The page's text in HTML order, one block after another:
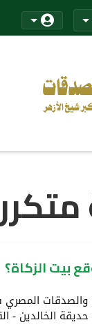
بيت الزكاة؟
والصدقات
الخالدين -